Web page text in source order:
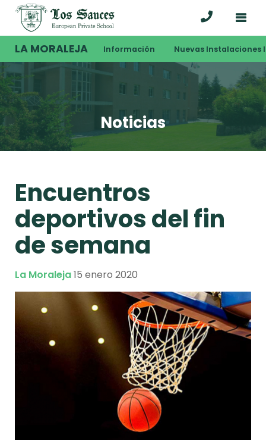
LA MORALEJA Información Nuevas Instalaciones
Noticias
Encuentros
deportivos del fin
de semana
La Moraleja15 enero 2020